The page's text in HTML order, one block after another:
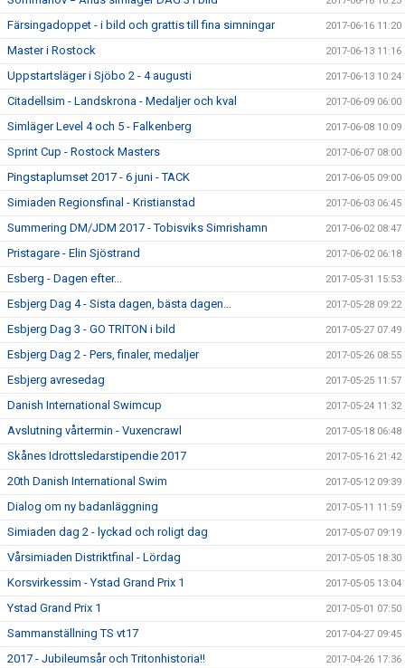
Färsingadoppet - i bild och grattis till fina simningar 2017-06-16 11:20
Master i Rostock 2017-06-13 11:16
Uppstartsläger i Sjöbo 2 - 4 augusti 2017-06-13 10:24
Citadellsim - Landskrona - Medaljer och kval 2017-06-09 06:00
Simläger Level 4 och 5 - Falkenberg 2017-06-08 10:09
Sprint Cup - Rostock Masters 2017-06-07 08:00
Pingstaplumset 2017 - 6 juni - TACK 2017-06-05 09:00
Simiaden Regionsfinal - Kristianstad 2017-06-03 06:45
Summering DM/JDM 2017 - Tobisviks Simrishamn 2017-06-02 08:47
Pristagare - Elin Sjöstrand 2017-06-02 06:18
Esberg - Dagen efter... 2017-05-31 15:53
Esbjerg Dag 4 - Sista dagen, bästa dagen... 2017-05-28 09:22
Esbjerg Dag 3 - GO TRITON i bild 2017-05-27 07:49
Esbjerg Dag 2 - Pers, finaler, medaljer 2017-05-26 08:55
Esbjerg avresedag 2017-05-25 11:57
Danish International Swimcup 2017-05-24 11:32
Avslutning vårtermin - Vuxencrawl 2017-05-18 06:48
Skånes Idrottsledarstipendie 2017 2017-05-16 21:42
20th Danish International Swim 2017-05-12 09:39
Dialog om ny badanläggning 2017-05-11 11:59
Simiaden dag 2 - lyckad och roligt dag 2017-05-07 09:19
Vårsimiaden Distriktfinal - Lördag 2017-05-05 18:30
Korsvirkessim - Ystad Grand Prix 1 2017-05-05 13:04
Ystad Grand Prix 1 2017-05-01 07:50
Sammanställning TS vt17 2017-04-27 09:45
2017 - Jubileumsår och Tritonhistoria!! 2017-04-26 17:36